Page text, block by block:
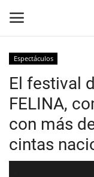
Inicio
Crónica
Policial
Espectáculos
El festival
FELINA,
con más
cintas